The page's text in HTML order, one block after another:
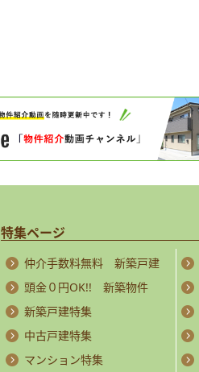
特集ページ
仲介手数料無料 新築戸建
頭金０円OK!! 新築物件
新築戸建特集
中古戸建特集
マンション特集